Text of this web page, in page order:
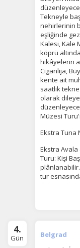
devre dışı
İstatistik
Ziyaretçilerin
ölçeriz. Hangi
kullanıcıların
yardımcı olur.
Pazarlama
Size ve ilgi
kullanılır.
Tekneyle
nehirlerinin
eşliğinde
Kalesi, Kale
köprü
hikâyelerin
Ciganlija,
kente ait
saatlik
olarak
Müzesi
Ekstra Tuna
Ekstra Avala
Turu: Kişi
plânlanabilir.
tur
4.
Gün
Belgrad